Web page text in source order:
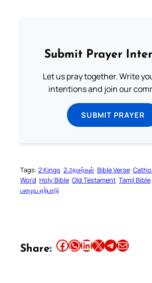
Submit Prayer
Let us pray together. Write
intentions and join our
SUBMIT PRAYER
Tags: 2 Kings 2 அரசர்கள் Bible Verse
Word Holy Bible Old Testament Tamil Bible
பழைய ஏற்பாடு
Share: Share this article on Facebook Share this article on WhatsApp Share this article on LinkedIn Share this article on X Share this article on TelegramEmail this Article